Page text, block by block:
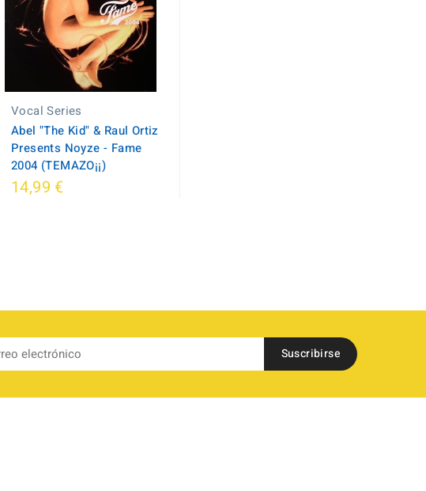
Vocal Series
Abel "The Kid" & Raul Ortiz
Presents Noyze - Fame
2004 (TEMAZO¡¡)
14,99 €